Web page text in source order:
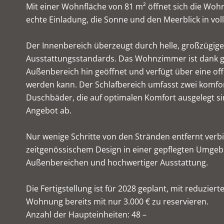
Mit einer Wohnfläche von 81 m² öffnet sich die
echte Einladung, die Sonne und den Meerblick in
Der Innenbereich überzeugt durch helle,
Ausstattungsstandards. Das Wohnzimmer ist dank
Außenbereich hin geöffnet und verfügt über eine
werden kann. Der Schlafbereich umfasst zwei
Duschbäder, die auf optimalen Komfort ausgelegt
Angebot ab.
Nur wenige Schritte von den Stränden entfernt
zeitgenössischem Design in einer gepflegten
Außenbereichen und hochwertiger Ausstattung.
Die Fertigstellung ist für 2028 geplant, mit
Wohnung bereits mit nur 3.000 € zu reservieren.
Anzahl der Haupteinheiten: 48 –